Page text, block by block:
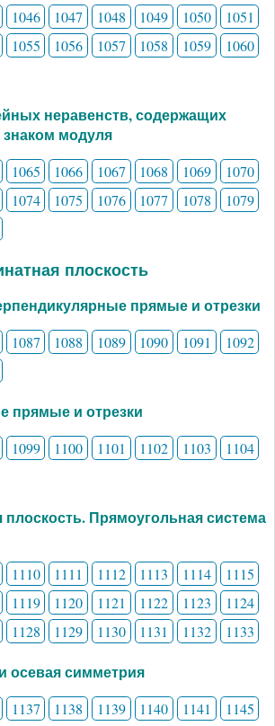
1046 1047 1048 1049 1050
1051
1055 1056 1057 1058 1059
1060
неравенств, содержащих
модуля
1065 1066 1067 1068 1069
1070
1074 1075 1076 1077 1078
1079
плоскость
прямые и отрезки
1087 1088 1089 1090 1091
1092
прямые и отрезки
1099 1100 1101 1102 1103
1104
плоскость. Прямоугольная система
1110 1111 1112 1113 1114
1115
1119 1120 1121 1122 1123
1124
1128 1129 1130 1131 1132 1133
осевая симметрия
1137 1138 1139 1140 1141
1145